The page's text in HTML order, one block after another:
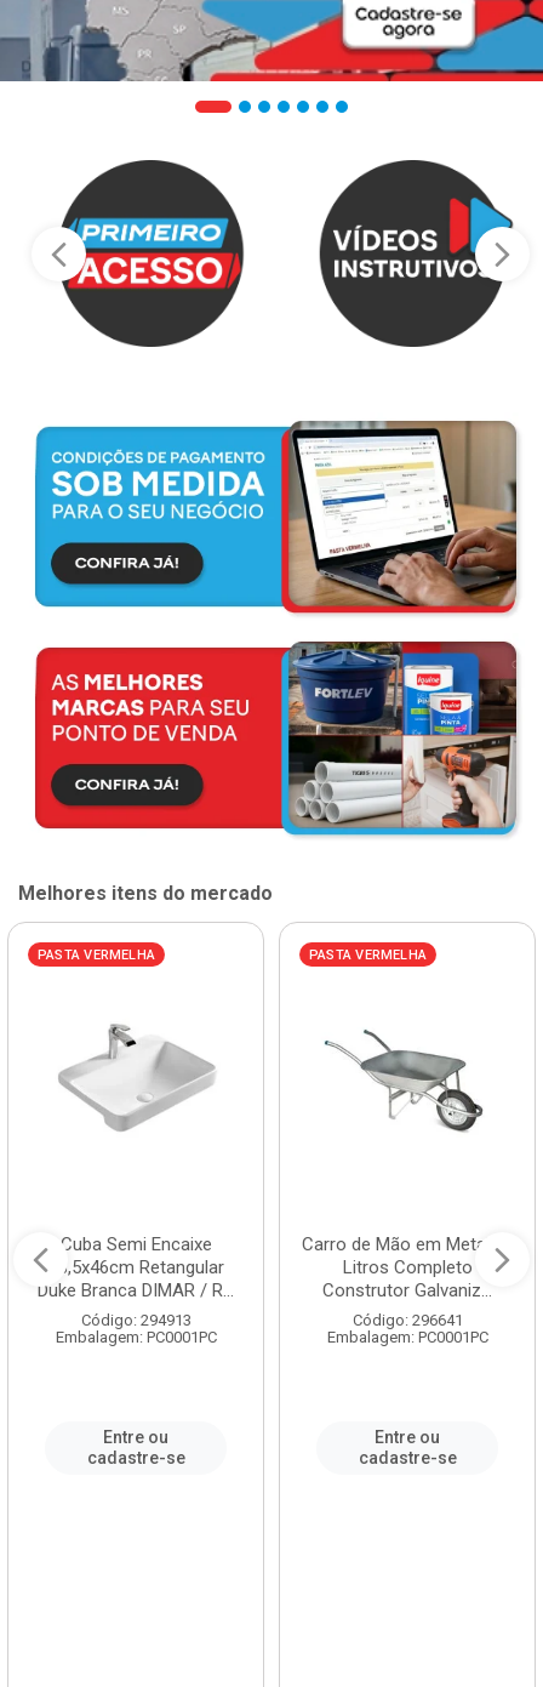
Melhores itens do mercado
PASTA VERMELHA
Cuba Semi Encaixe
58,5x46cm Retangular
Duke Branca DIMAR / R...
Código: 294913
Embalagem: PC0001PC
Entre ou
cadastre-se
PASTA VERMELHA
Carro de Mão em Metal 60
Litros Completo
Construtor Galvaniz...
Código: 296641
Embalagem: PC0001PC
Entre ou
cadastre-se